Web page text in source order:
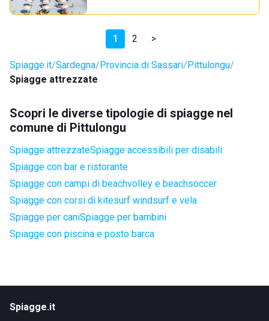
1 2 >
Spiagge.it Sardegna Provincia di Sassari Pittulongu
Spiagge attrezzate
Scopri le diverse tipologie di spiagge nel
comune di Pittulongu
Spiagge attrezzateSpiagge accessibili per disabili
Spiagge con bar e ristorante
Spiagge con campi di beachvolley e beachsoccer
Spiagge con corsi di kitesurf windsurf e vela
Spiagge per caniSpiagge per bambini
Spiagge con piscina e posto barca
Spiagge.it